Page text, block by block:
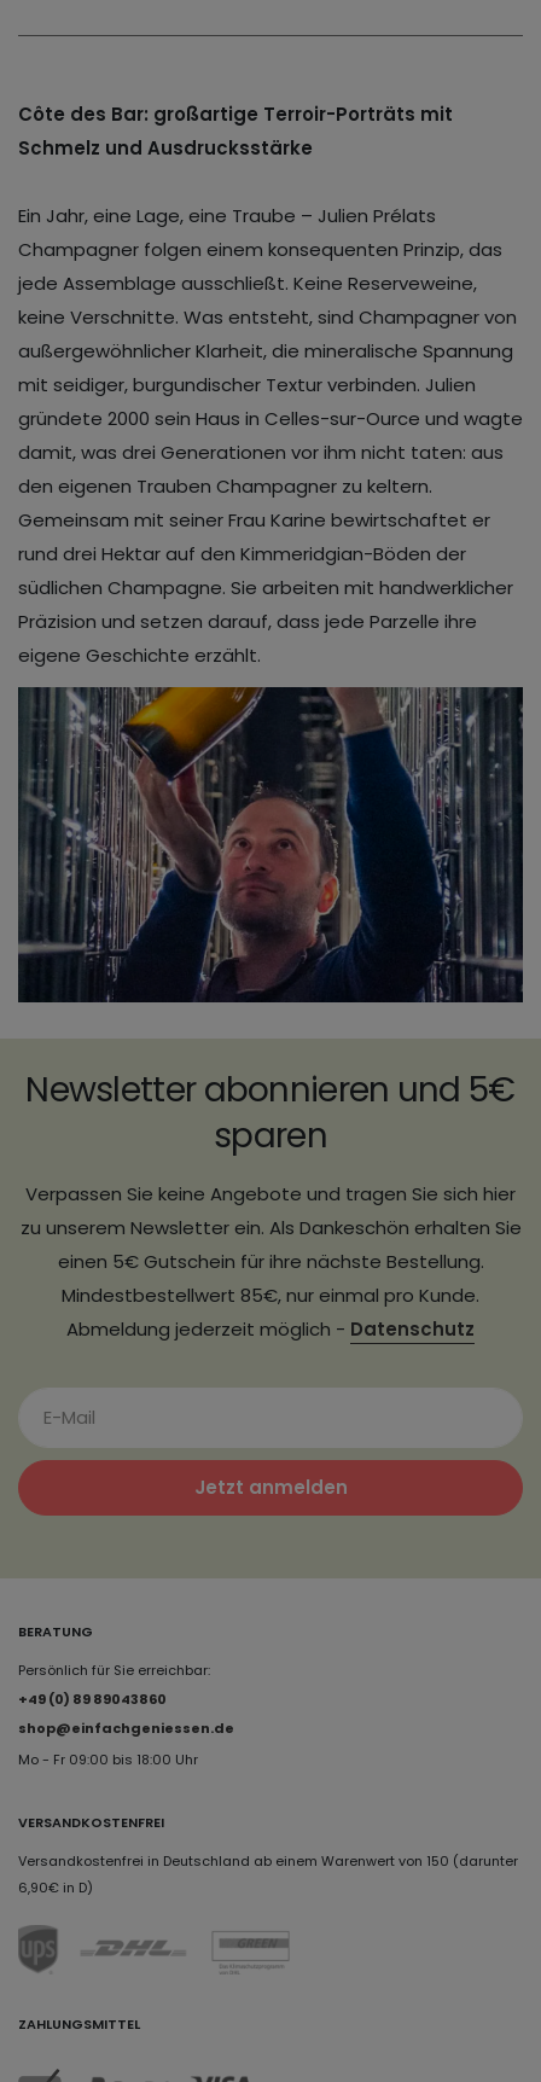
Côte des Bar: großartige Terroir-Porträts mit
Schmelz und Ausdrucksstärke
Ein Jahr, eine Lage, eine Traube – Julien Prélats
Champagner folgen einem konsequenten Prinzip, das
jede Assemblage ausschließt. Keine Reserveweine,
keine Verschnitte. Was entsteht, sind Champagner von
außergewöhnlicher Klarheit, die mineralische Spannung
mit seidiger, burgundischer Textur verbinden. Julien
gründete 2000 sein Haus in Celles-sur-Ource und wagte
damit, was drei Generationen vor ihm nicht taten: aus
den eigenen Trauben Champagner zu keltern.
Gemeinsam mit seiner Frau Karine bewirtschaftet er
rund drei Hektar auf den Kimmeridgian-Böden der
südlichen Champagne. Sie arbeiten mit handwerklicher
Präzision und setzen darauf, dass jede Parzelle ihre
eigene Geschichte erzählt.
Newsletter abonnieren und 5€
sparen
Verpassen Sie keine Angebote und tragen Sie sich hier
zu unserem Newsletter ein. Als Dankeschön erhalten Sie
einen 5€ Gutschein für ihre nächste Bestellung.
Mindestbestellwert 85€, nur einmal pro Kunde.
Abmeldung jederzeit möglich - Datenschutz
Jetzt anmelden
BERATUNG
Persönlich für Sie erreichbar:
+49 (0) 89 89043860
shop@einfachgeniessen.de
Mo - Fr 09:00 bis 18:00 Uhr
VERSANDKOSTENFREI
Versandkostenfrei in Deutschland ab einem Warenwert von 150 (darunter
6,90€ in D)
ZAHLUNGSMITTEL